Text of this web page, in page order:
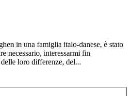
in una famiglia italo-danese, è stato
necessario, interessarmi fin
loro differenze, del...